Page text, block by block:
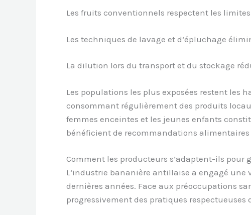
Les fruits conventionnels respectent les
Les techniques de lavage et d’épluchage
La dilution lors du transport et du stockage
Les populations les plus exposées restent les
consommant régulièrement des produits
femmes enceintes et les jeunes enfants
bénéficient de recommandations alimentaires
Comment les producteurs s’adaptent-ils pour
L’industrie bananière antillaise a engagé
dernières années. Face aux préoccupations
progressivement des pratiques respectueuses